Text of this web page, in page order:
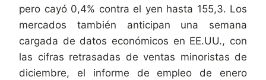
pero cayó 0,4% contra el yen hasta 155,3. Los
mercados también anticipan una semana
cargada de datos económicos en EE.UU., con
las cifras retrasadas de ventas minoristas de
diciembre, el informe de empleo de enero